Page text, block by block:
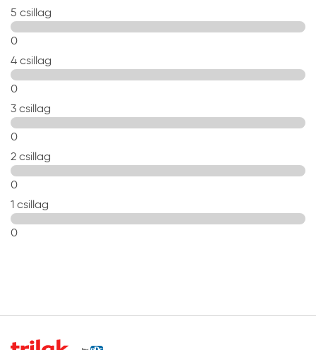
5 csillag
0
4 csillag
0
3 csillag
0
2 csillag
0
1 csillag
0